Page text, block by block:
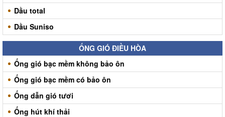
Dầu total
Dầu Suniso
ỐNG GIÓ ĐIỀU HÒA
Ống gió bạc mềm không bảo ôn
Ống gió bạc mềm có bảo ôn
Ống dẫn gió tươi
Ống hút khí thải